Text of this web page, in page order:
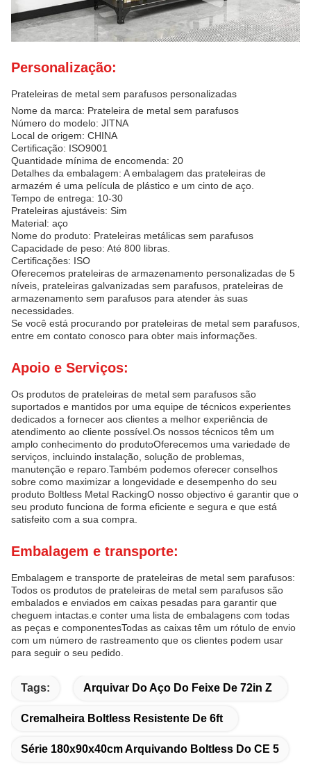
Personalização:
Prateleiras de metal sem parafusos personalizadas
Nome da marca: Prateleira de metal sem parafusos
Número do modelo: JITNA
Local de origem: CHINA
Certificação: ISO9001
Quantidade mínima de encomenda: 20
Detalhes da embalagem: A embalagem das prateleiras de
armazém é uma película de plástico e um cinto de aço.
Tempo de entrega: 10-30
Prateleiras ajustáveis: Sim
Material: aço
Nome do produto: Prateleiras metálicas sem parafusos
Capacidade de peso: Até 800 libras.
Certificações: ISO
Oferecemos prateleiras de armazenamento personalizadas de 5
níveis, prateleiras galvanizadas sem parafusos, prateleiras de
armazenamento sem parafusos para atender às suas
necessidades.
Se você está procurando por prateleiras de metal sem parafusos,
entre em contato conosco para obter mais informações.
Apoio e Serviços:
Os produtos de prateleiras de metal sem parafusos são
suportados e mantidos por uma equipe de técnicos experientes
dedicados a fornecer aos clientes a melhor experiência de
atendimento ao cliente possível.Os nossos técnicos têm um
amplo conhecimento do produtoOferecemos uma variedade de
serviços, incluindo instalação, solução de problemas,
manutenção e reparo.Também podemos oferecer conselhos
sobre como maximizar a longevidade e desempenho do seu
produto Boltless Metal RackingO nosso objectivo é garantir que o
seu produto funciona de forma eficiente e segura e que está
satisfeito com a sua compra.
Embalagem e transporte:
Embalagem e transporte de prateleiras de metal sem parafusos:
Todos os produtos de prateleiras de metal sem parafusos são
embalados e enviados em caixas pesadas para garantir que
cheguem intactas.e conter uma lista de embalagens com todas
as peças e componentesTodas as caixas têm um rótulo de envio
com um número de rastreamento que os clientes podem usar
para seguir o seu pedido.
Tags: Arquivar Do Aço Do Feixe De 72in Z
Cremalheira Boltless Resistente De 6ft
Série 180x90x40cm Arquivando Boltless Do CE 5